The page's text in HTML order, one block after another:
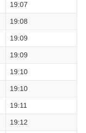
19:07
19:08
19:09
19:09
19:10
19:10
19:11
19:12